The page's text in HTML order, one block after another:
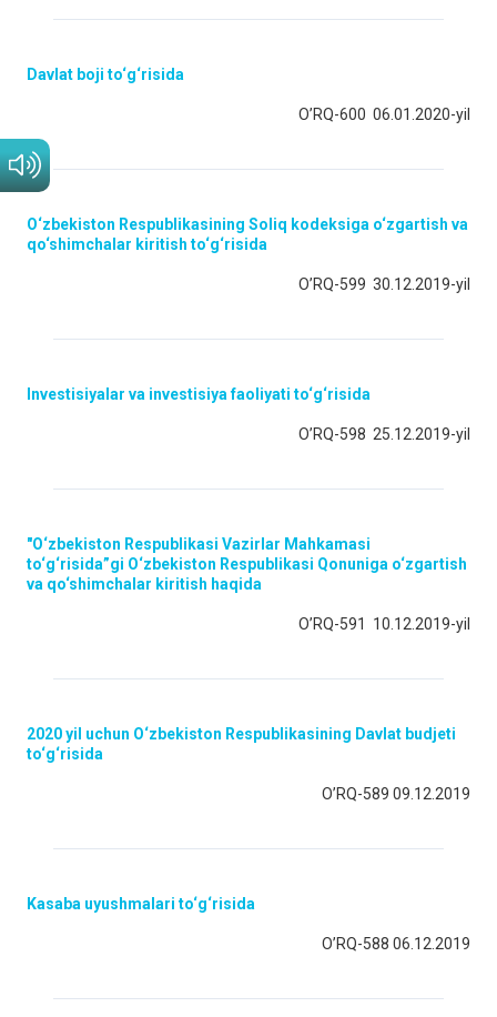
Davlat boji to‘g‘risida
O’RQ-600 06.01.2020-yil
O‘zbekiston Respublikasining Soliq kodeksiga o‘zgartish va
qo‘shimchalar kiritish to‘g‘risida
O’RQ-599 30.12.2019-yil
Investisiyalar va investisiya faoliyati to‘g‘risida
O’RQ-598 25.12.2019-yil
"O‘zbekiston Respublikasi Vazirlar Mahkamasi
to‘g‘risida”gi O‘zbekiston Respublikasi Qonuniga o‘zgartish
va qo‘shimchalar kiritish haqida
O’RQ-591 10.12.2019-yil
2020 yil uchun O‘zbekiston Respublikasining Davlat budjeti
to‘g‘risida
O’RQ-589 09.12.2019
Kasaba uyushmalari to‘g‘risida
O’RQ-588 06.12.2019